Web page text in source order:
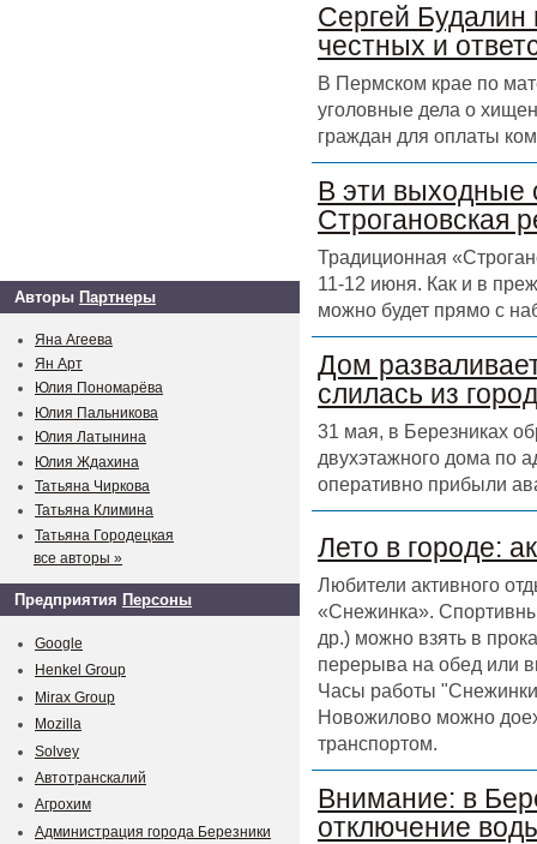
Сергей Будалин
честных и
В Пермском крае по
уголовные дела о
граждан для оплаты
В эти выходные
Строгановская
Традиционная
11-12 июня. Как и в
можно будет прямо с
Дом
слилась из
31 мая, в Березниках
двухэтажного дома по
оперативно прибыли
Лето в городе:
Любители активного
«Снежинка».
др.) можно взять в
перерыва на обед или
Часы работы
Новожилово можно
транспортом.
Внимание: в
отключение
Авторы Партнеры
Яна Агеева
Ян Арт
Юлия Пономарёва
Юлия Пальникова
Юлия Латынина
Юлия Ждахина
Татьяна Чиркова
Татьяна Климина
Татьяна Городецкая
все авторы »
Предприятия Персоны
Google
Henkel Group
Mirax Group
Mozilla
Solvey
Автотранскалий
Агрохим
Администрация города Березники